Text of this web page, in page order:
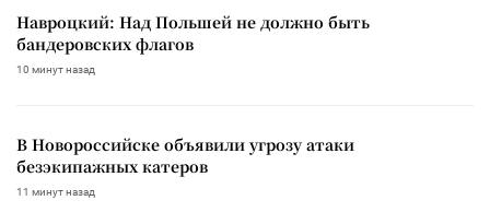
Навроцкий: Над Польшей не должно быть
бандеровских флагов
10 минут назад
В Новороссийске объявили угрозу атаки
безэкипажных катеров
11 минут назад